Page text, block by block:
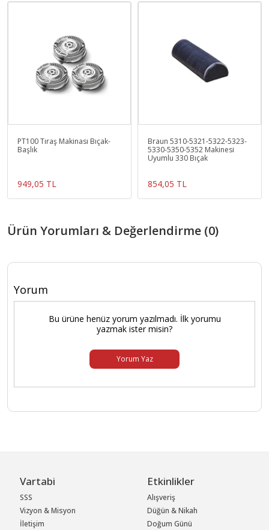
PT100 Tıraş Makinası Bıçak-
Başlık
949,05 TL
Braun 5310-5321-5322-5323-
5330-5350-5352 Makinesi
Uyumlu 330 Bıçak
854,05 TL
Ürün Yorumları & Değerlendirme (0)
Yorum
Bu ürüne henüz yorum yazılmadı. İlk yorumu
yazmak ister misin?
Yorum Yaz
Vartabi
SSS
Vizyon & Misyon
İletişim
Etkinlikler
Alışveriş
Düğün & Nikah
Doğum Günü